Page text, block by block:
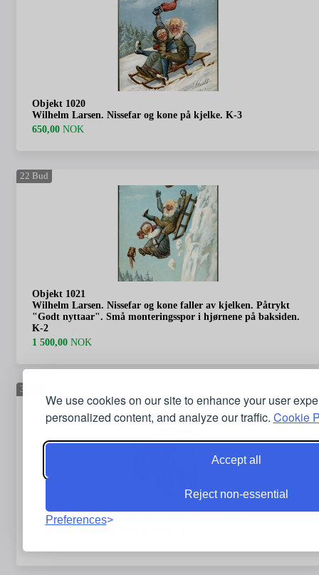
We use cookies on our site to enhance your user
personalized content, and analyze our traffic. Cookie
Accept all
Reject non-essential
Preferences
Objekt 1020
Wilhelm Larsen. Nissefar og kone på kjelke. K-3
650,00 NOK
22 Bud
Objekt 1021
Wilhelm Larsen. Nissefar og kone faller av kjelken. Påtrykt
"Godt nyttaar". Små monteringsspor i hjørnene på baksiden.
K-2
1 500,00 NOK
3
Objekt 1022
Gustav Lærum. Stor utrykk i marka for en skitur.